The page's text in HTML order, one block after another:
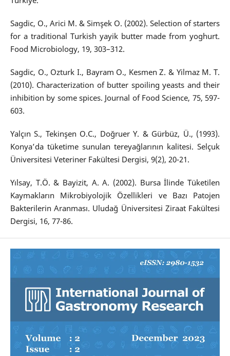
Sagdic, O., Arici M. & Simşek O. (2002). Selection of starters
for a traditional Turkish yayik butter made from yoghurt.
Food Microbiology, 19, 303–312.
Sagdic, O., Ozturk I., Bayram O., Kesmen Z. & Yilmaz M. T.
(2010). Characterization of butter spoiling yeasts and their
inhibition by some spices. Journal of Food Science, 75, 597-
603.
Yalçın S., Tekinşen O.C., Doğruer Y. & Gürbüz, Ü., (1993).
Konya’da tüketime sunulan tereyağlarının kalitesi. Selçuk
Üniversitesi Veteriner Fakültesi Dergisi, 9(2), 20-21.
Yılsay, T.Ö. & Bayizit, A. A. (2002). Bursa İlinde Tüketilen
Kaymakların Mikrobiyolojik Özellikleri ve Bazı Patojen
Bakterilerin Aranması. Uludağ Üniversitesi Ziraat Fakültesi
Dergisi, 16, 77-86.